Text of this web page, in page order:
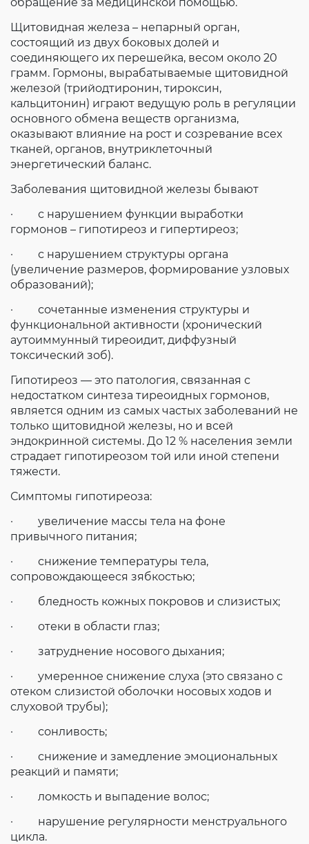
Щитовидная железа – непарный орган,
состоящий из двух боковых долей и
соединяющего их перешейка, весом около 20
грамм. Гормоны, вырабатываемые щитовидной
железой (трийодтиронин, тироксин,
кальцитонин) играют ведущую роль в регуляции
основного обмена веществ организма,
оказывают влияние на рост и созревание всех
тканей, органов, внутриклеточный
энергетический баланс.
Заболевания щитовидной железы бывают
· с нарушением функции выработки
гормонов – гипотиреоз и гипертиреоз;
· с нарушением структуры органа
(увеличение размеров, формирование узловых
образований);
· сочетанные изменения структуры и
функциональной активности (хронический
аутоиммунный тиреоидит, диффузный
токсический зоб).
Гипотиреоз — это патология, связанная с
недостатком синтеза тиреоидных гормонов,
является одним из самых частых заболеваний не
только щитовидной железы, но и всей
эндокринной системы. До 12 % населения земли
страдает гипотиреозом той или иной степени
тяжести.
Симптомы гипотиреоза:
· увеличение массы тела на фоне
привычного питания;
· снижение температуры тела,
сопровождающееся зябкостью;
· бледность кожных покровов и слизистых;
· отеки в области глаз;
· затруднение носового дыхания;
· умеренное снижение слуха (это связано с
отеком слизистой оболочки носовых ходов и
слуховой трубы);
· сонливость;
· снижение и замедление эмоциональных
реакций и памяти;
· ломкость и выпадение волос;
· нарушение регулярности менструального
цикла.